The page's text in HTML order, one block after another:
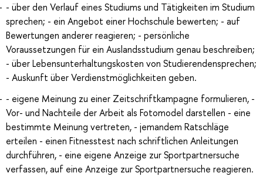
- über den Verlauf eines Studiums und Tätigkeiten im Studium
sprechen; - ein Angebot einer Hochschule bewerten; - auf
Bewertungen anderer reagieren; - persönliche
Voraussetzungen für ein Auslandsstudium genau beschreiben;
- über Lebensunterhaltungskosten von Studierendensprechen;
- Auskunft über Verdienstmöglichkeiten geben.
- eigene Meinung zu einer Zeitschriftkampagne formulieren, -
Vor- und Nachteile der Arbeit als Fotomodel darstellen - eine
bestimmte Meinung vertreten, - jemandem Ratschläge
erteilen - einen Fitnesstest nach schriftlichen Anleitungen
durchführen, - eine eigene Anzeige zur Sportpartnersuche
verfassen, auf eine Anzeige zur Sportpartnersuche reagieren.